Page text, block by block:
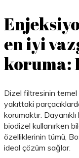
en iyi
koruma:
Dizel filtresinin temel
yakıttaki
korumaktır.
biodizel kullanırken
özelliklerinin tümü,
ideal çözüm sağlar.